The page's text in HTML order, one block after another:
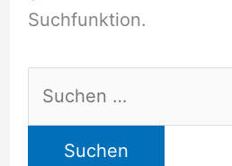
Suchfunktion.
nach: